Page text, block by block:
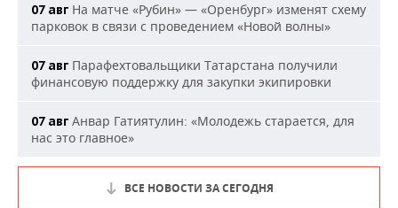
07 авг На матче «Рубин» — «Оренбург» изменят схему
парковок в связи с проведением «Новой волны»
07 авг Парафехтовальщики Татарстана получили
финансовую поддержку для закупки экипировки
07 авг Анвар Гатиятулин: «Молодежь старается, для
нас это главное»
ВСЕ НОВОСТИ ЗА СЕГОДНЯ